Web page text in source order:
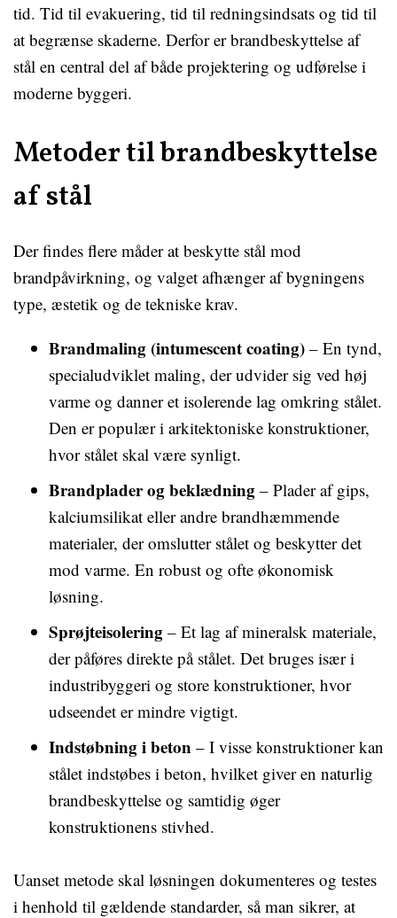
tid. Tid til evakuering, tid til redningsindsats og tid til
at begrænse skaderne. Derfor er brandbeskyttelse af
stål en central del af både projektering og udførelse i
moderne byggeri.
Metoder til brandbeskyttelse
af stål
Der findes flere måder at beskytte stål mod
brandpåvirkning, og valget afhænger af bygningens
type, æstetik og de tekniske krav.
Brandmaling (intumescent coating) – En tynd,
specialudviklet maling, der udvider sig ved høj
varme og danner et isolerende lag omkring stålet.
Den er populær i arkitektoniske konstruktioner,
hvor stålet skal være synligt.
Brandplader og beklædning – Plader af gips,
kalciumsilikat eller andre brandhæmmende
materialer, der omslutter stålet og beskytter det
mod varme. En robust og ofte økonomisk
løsning.
Sprøjteisolering – Et lag af mineralsk materiale,
der påføres direkte på stålet. Det bruges især i
industribyggeri og store konstruktioner, hvor
udseendet er mindre vigtigt.
Indstøbning i beton – I visse konstruktioner kan
stålet indstøbes i beton, hvilket giver en naturlig
brandbeskyttelse og samtidig øger
konstruktionens stivhed.
Uanset metode skal løsningen dokumenteres og testes
i henhold til gældende standarder, så man sikrer, at